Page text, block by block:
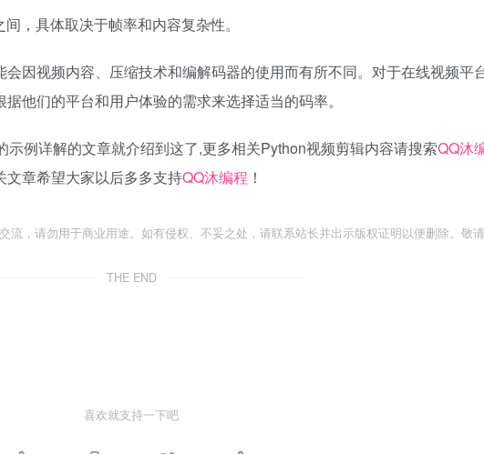
，具体取决于帧率和内容复杂性。
因视频内容、压缩技术和编解码器的使用而有所不同。对于在线视频平
他们的平台和用户体验的需求来选择适当的码率。
示例详解的文章就介绍到这了,更多相关Python视频剪辑内容请搜索QQ沐
文章希望大家以后多多支持QQ沐编程 ！
流，请勿用于商业用途。如有侵权、不妥之处，请联系站长并出示版权证明以便删除。敬请
THE END
喜欢就支持一下吧